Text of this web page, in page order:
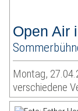
Open Air
Montag,
verschiedene